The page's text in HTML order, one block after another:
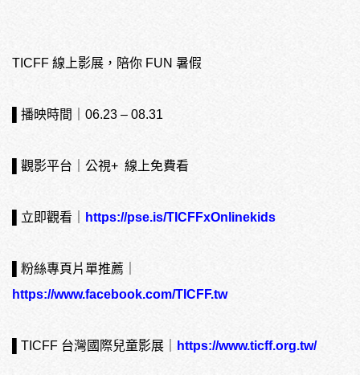
TICFF 線上影展，陪你 FUN 暑假
▌播映時間｜06.23 – 08.31
▌觀影平台｜公視+ 線上免費看
▌立即觀看｜ https://pse.is/TICFFxOnlinekids
▌粉絲專頁片單推薦｜
https://www.facebook.com/TICFF.tw
▌TICFF 台灣國際兒童影展｜ https://www.ticff.org.tw/